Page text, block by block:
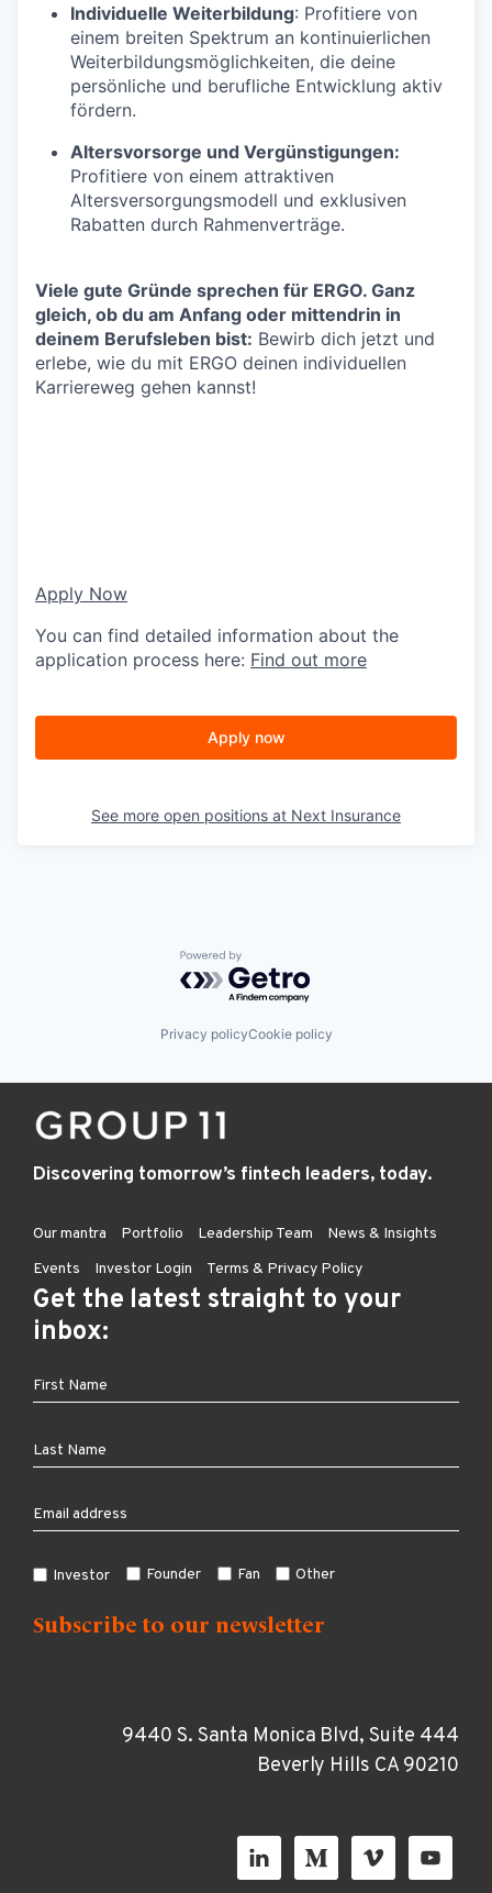
Individuelle Weiterbildung: Profitiere von
einem breiten Spektrum an kontinuierlichen
Weiterbildungsmöglichkeiten, die deine
persönliche und berufliche Entwicklung aktiv
fördern.
Altersvorsorge und Vergünstigungen:
Profitiere von einem attraktiven
Altersversorgungsmodell und exklusiven
Rabatten durch Rahmenverträge.
Viele gute Gründe sprechen für ERGO. Ganz
gleich, ob du am Anfang oder mittendrin in
deinem Berufsleben bist: Bewirb dich jetzt und
erlebe, wie du mit ERGO deinen individuellen
Karriereweg gehen kannst!
Apply Now
You can find detailed information about the
application process here: Find out more
Apply now
See more open positions at Next Insurance
Powered by Getro.com
Privacy policyCookie policy
Discovering tomorrow’s fintech leaders, today.
Our mantra Portfolio Leadership Team
News & Insights
Events
Investor Login Terms & Privacy Policy
Get the latest straight to your
inbox:
Investor Founder Fan Other
9440 S. Santa Monica Blvd, Suite 444
Beverly Hills CA 90210